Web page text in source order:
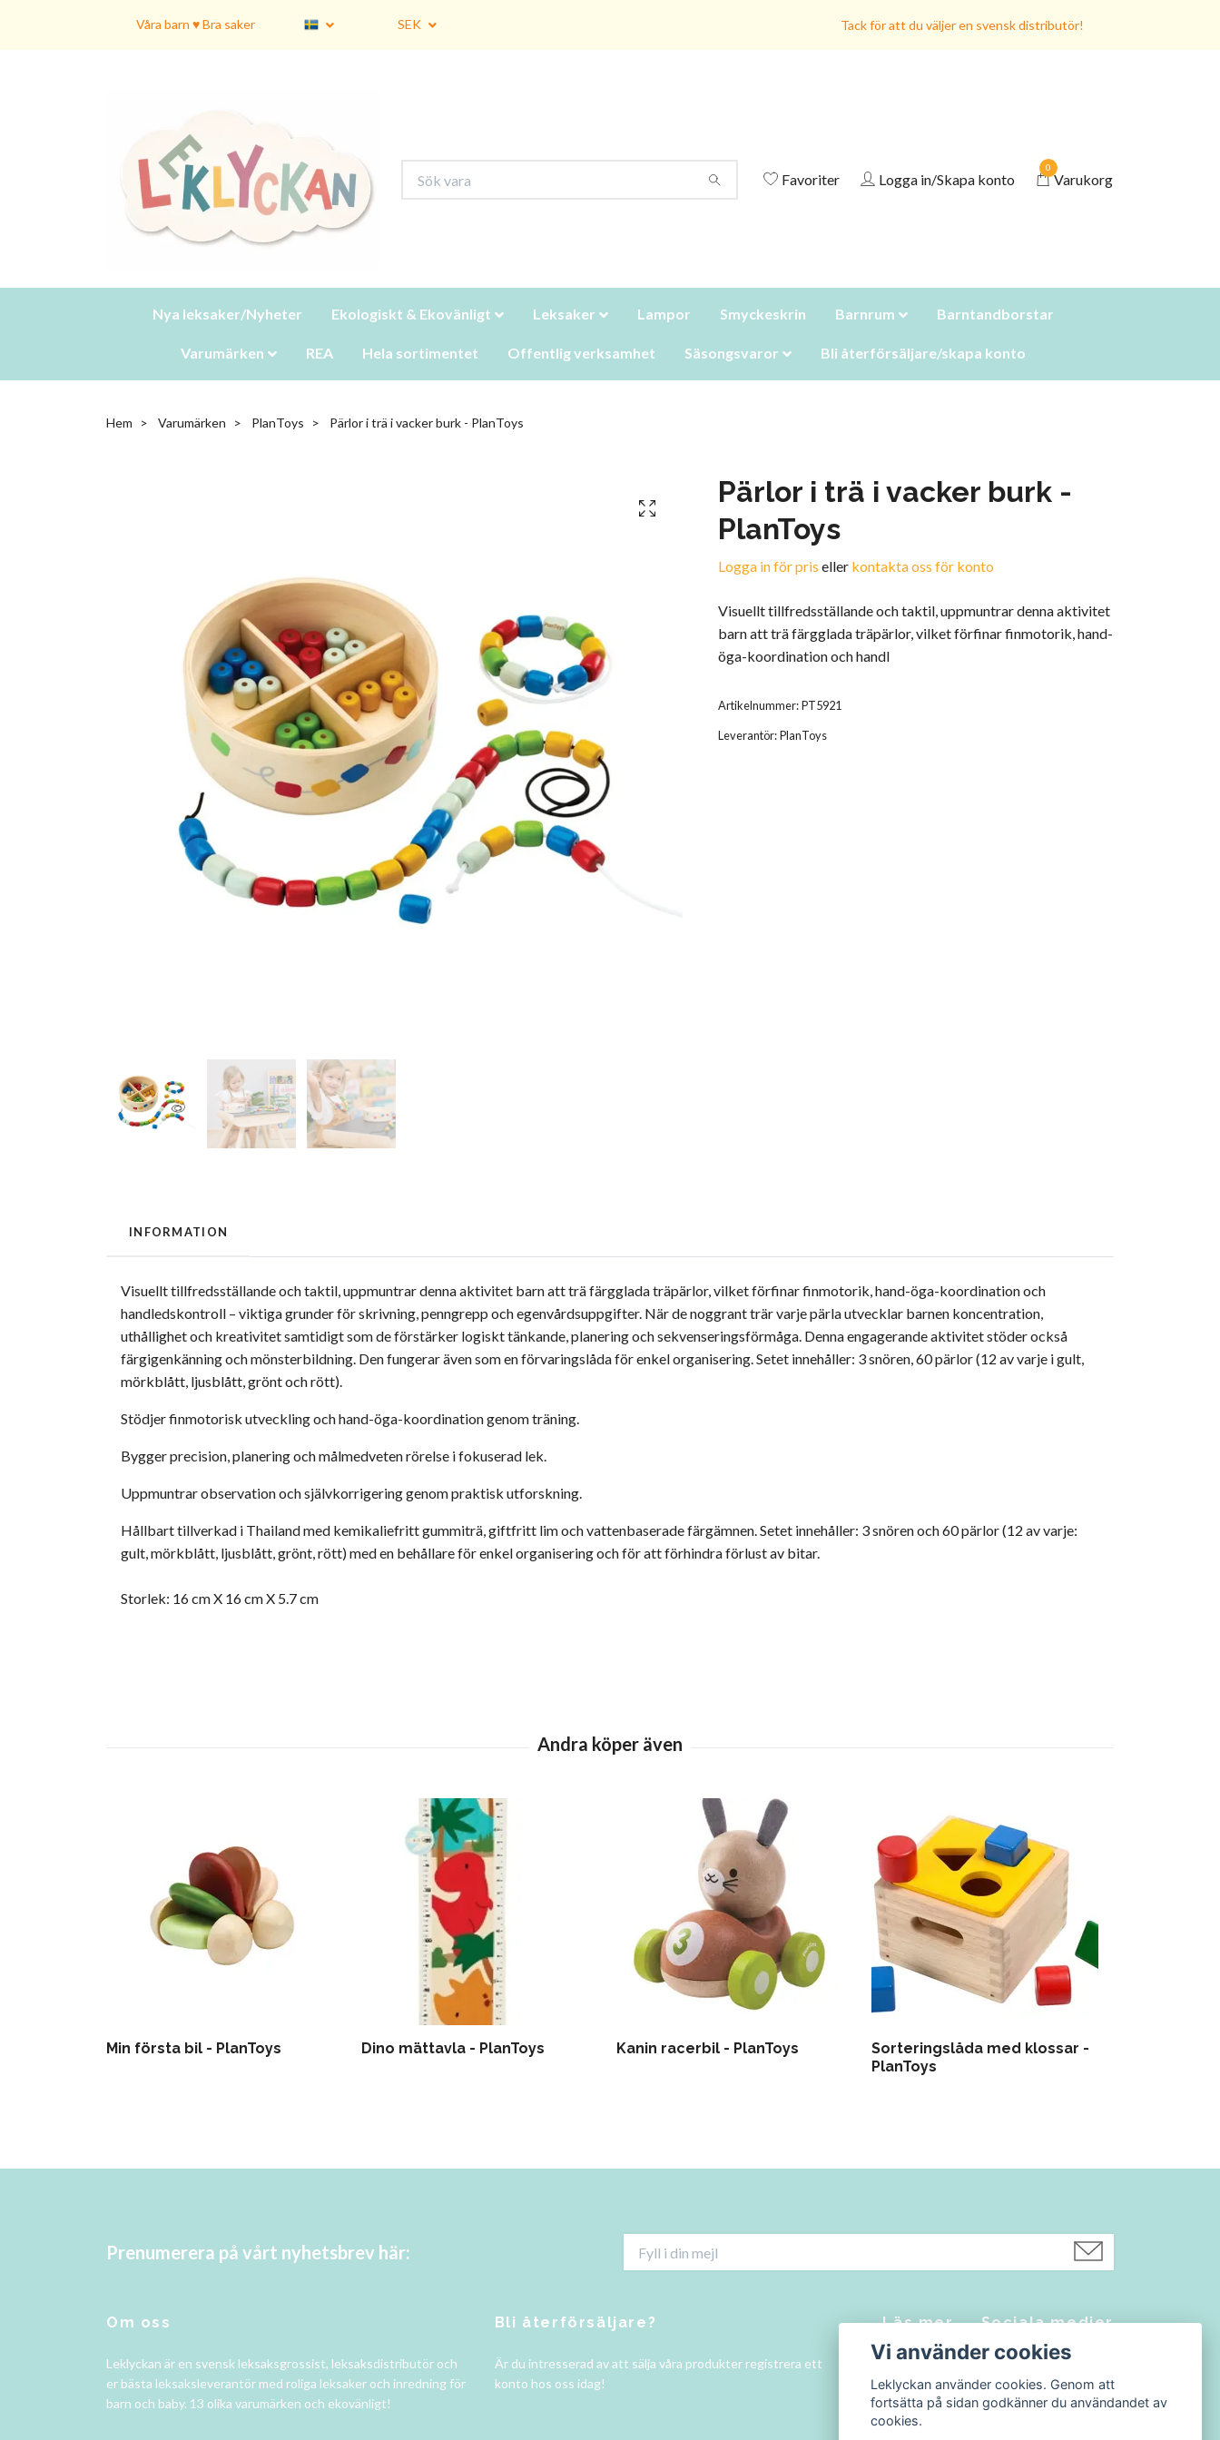
Våra barn ♥ Bra saker SEK Tack för att du väljer en svensk distributör!
Favoriter Logga in/Skapa konto
0
Varukorg
Nya leksaker/Nyheter Ekologiskt & Ekovänligt Leksaker Lampor Smyckeskrin Barnrum Barntandborstar
Varumärken REA Hela sortimentet Offentlig verksamhet Säsongsvaror Bli återförsäljare/skapa konto
Hem Varumärken PlanToys Pärlor i trä i vacker burk - PlanToys
Pärlor i trä i vacker burk -
PlanToys
Logga in för pris eller kontakta oss för konto
Visuellt tillfredsställande och taktil, uppmuntrar denna aktivitet
barn att trä färgglada träpärlor, vilket förfinar finmotorik, hand-
öga-koordination och handl
Artikelnummer:PT5921
Leverantör:PlanToys
INFORMATION
Visuellt tillfredsställande och taktil, uppmuntrar denna aktivitet barn att trä färgglada träpärlor, vilket förfinar finmotorik, hand-öga-koordination och
handledskontroll – viktiga grunder för skrivning, penngrepp och egenvårdsuppgifter. När de noggrant trär varje pärla utvecklar barnen koncentration,
uthållighet och kreativitet samtidigt som de förstärker logiskt tänkande, planering och sekvenseringsförmåga. Denna engagerande aktivitet stöder också
färgigenkänning och mönsterbildning. Den fungerar även som en förvaringslåda för enkel organisering. Setet innehåller: 3 snören, 60 pärlor (12 av varje i gult,
mörkblått, ljusblått, grönt och rött).
Stödjer finmotorisk utveckling och hand-öga-koordination genom träning.
Bygger precision, planering och målmedveten rörelse i fokuserad lek.
Uppmuntrar observation och självkorrigering genom praktisk utforskning.
Hållbart tillverkad i Thailand med kemikaliefritt gummiträ, giftfritt lim och vattenbaserade färgämnen. Setet innehåller: 3 snören och 60 pärlor (12 av varje:
gult, mörkblått, ljusblått, grönt, rött) med en behållare för enkel organisering och för att förhindra förlust av bitar.
Storlek: 16cm X 16cmX 5.7cm
Min första bil - PlanToys Dino mättavla - PlanToys Kanin racerbil - PlanToys
Sorteringslåda med klossar -
PlanToys
Prenumerera på vårt nyhetsbrev här:
Om oss
Leklyckan är en svensk leksaksgrossist, leksaksdistributör och
er bästa leksaksleverantör med roliga leksaker och inredning för
barn och baby. 13 olika varumärken och ekovänligt!
Bli återförsäljare?
Är du intresserad av att sälja våra produkter registrera ett
konto hos oss idag!
Läs mer
Kontakt
Köpvillkor
Blogg
Sociala medier
Facebook
Instagram
Vi använder cookies
Leklyckan använder cookies. Genom att
fortsätta på sidan godkänner du användandet av
cookies.